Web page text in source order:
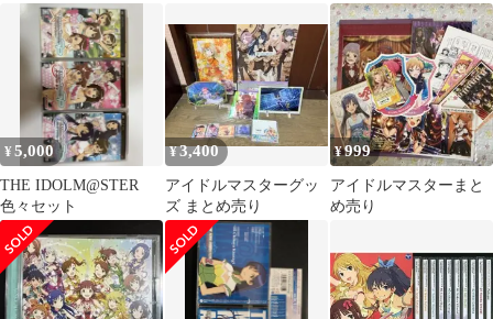
765PRO ALLSTAR…
¥5,000
THE IDOLM@STER
色々セット
¥3,400
アイドルマスターグッ
ズ まとめ売り
¥999
アイドルマスターまと
め売り